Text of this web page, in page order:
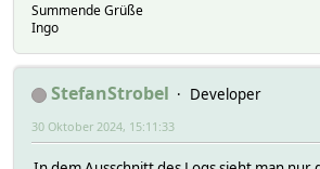
Summende Grüße
Ingo
StefanStrobel
Developer
30 Oktober 2024, 15:11:33